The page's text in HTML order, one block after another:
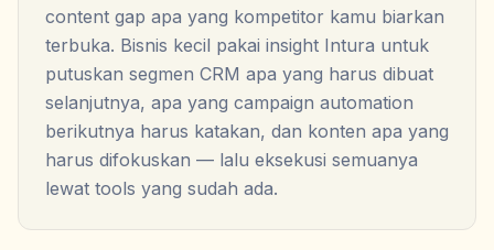
content gap apa yang kompetitor kamu biarkan
terbuka. Bisnis kecil pakai insight Intura untuk
putuskan segmen CRM apa yang harus dibuat
selanjutnya, apa yang campaign automation
berikutnya harus katakan, dan konten apa yang
harus difokuskan — lalu eksekusi semuanya
lewat tools yang sudah ada.